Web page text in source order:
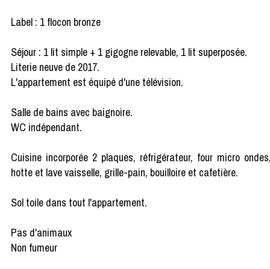
Label : 1 flocon bronze
Séjour : 1 lit simple + 1 gigogne relevable, 1 lit superposée.
Literie neuve de 2017.
L'appartement est équipé d'une télévision.
Salle de bains avec baignoire.
WC indépendant.
Cuisine incorporée 2 plaques, réfrigérateur, four micro
hotte et lave vaisselle, grille-pain, bouilloire et cafetière.
Sol toile dans tout l'appartement.
Pas d'animaux
Non fumeur